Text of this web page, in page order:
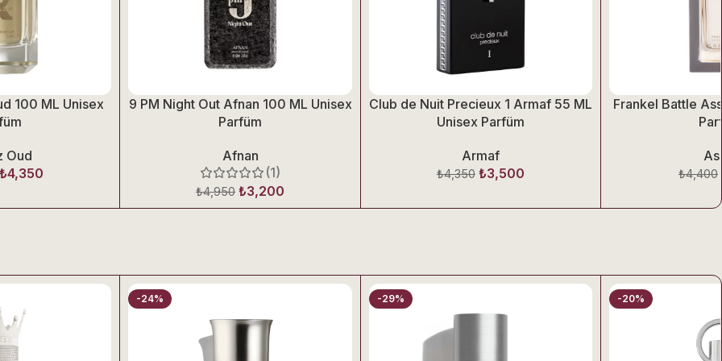
hem de özel akşam kullanımlarında tercih edilebilecek şık bir karakter sunar.
parfüme derinlik ve kalıcılık kazandırır. Tende uzun süre etkili olur ve zarif bir unisex imza bırakır.
100 ML Unisex
Oud
₺4,350
9 PM Night Out Afnan 100 ML Unisex
Parfüm
Afnan
(1)
₺4,950 ₺3,200
Club de Nuit Precieux 1 Armaf 55 ML
Unisex Parfüm
Armaf
₺4,350 ₺3,500
Frankel Battle
₺4,400
-24% -29% -20%